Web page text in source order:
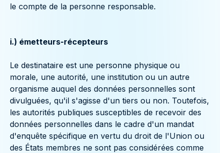
le compte de la personne responsable.
i.) émetteurs-récepteurs
Le destinataire est une personne physique ou
morale, une autorité, une institution ou un autre
organisme auquel des données personnelles sont
divulguées, qu'il s'agisse d'un tiers ou non. Toutefois,
les autorités publiques susceptibles de recevoir des
données personnelles dans le cadre d'un mandat
d'enquête spécifique en vertu du droit de l'Union ou
des États membres ne sont pas considérées comme